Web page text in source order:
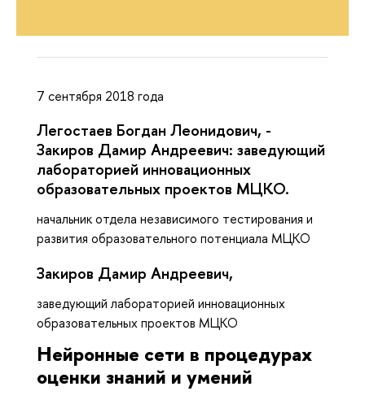
7 сентября 2018 года
Легостаев Богдан Леонидович, -
Закиров Дамир Андреевич: заведующий
лабораторией инновационных
образовательных проектов МЦКО.
начальник отдела независимого тестирования и
развития образовательного потенциала МЦКО
Закиров Дамир Андреевич,
заведующий лабораторией инновационных
образовательных проектов МЦКО
Нейронные сети в процедурах
оценки знаний и умений